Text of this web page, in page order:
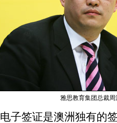
雅思教育集团总裁周
电子签证是澳洲独有的